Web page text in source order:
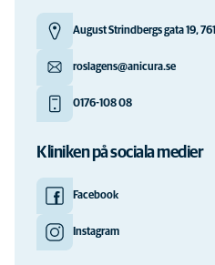
August Strindbergs gata 19,
roslagens@anicura.se
0176-108 08
Kliniken på sociala medier
Facebook
Instagram